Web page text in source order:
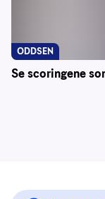
Se scoringene
ODDSEN